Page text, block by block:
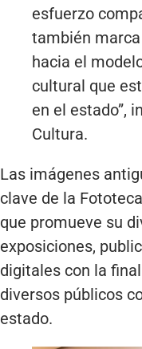
esfuerzo
también
hacia el
cultural que
en el estado”,
Cultura.
Las imágenes
clave de la
que promueve su
exposiciones,
digitales con la
diversos públicos
estado.